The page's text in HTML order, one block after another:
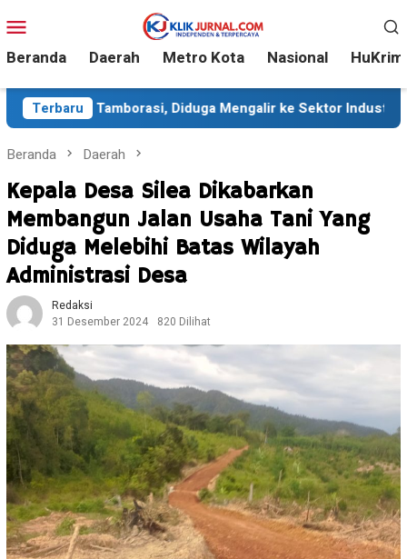
ke
kontenMobile
Beranda Daerah Metro Kota Nasional HuKrim
Terbaru
Diduga Mengalir ke Sektor Industri Sekitar 35
Beranda Daerah
Kepala Desa Silea Dikabarkan
Membangun Jalan Usaha Tani Yang
Diduga Melebihi Batas Wilayah
Administrasi Desa
Redaksi
31 Desember 2024
820 Dilihat